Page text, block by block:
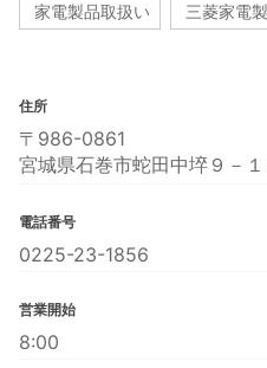
家電製品取扱い 三菱家電
住所
〒986-0861
宮城県石巻市蛇田中埣９－１
電話番号
0225-23-1856
営業開始
8:00